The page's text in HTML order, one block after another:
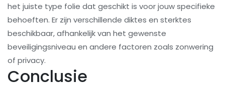
het juiste type folie dat geschikt is voor jouw specifieke
behoeften. Er zijn verschillende diktes en sterktes
beschikbaar, afhankelijk van het gewenste
beveiligingsniveau en andere factoren zoals zonwering
of privacy.
Conclusie